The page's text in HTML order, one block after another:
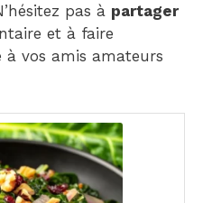
pas à partager
et à faire
à vos amis amateurs